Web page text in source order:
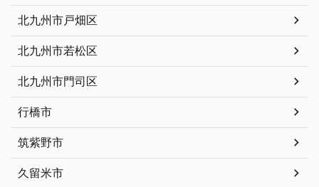
北九州市戸畑区
北九州市若松区
北九州市門司区
行橋市
筑紫野市
久留米市